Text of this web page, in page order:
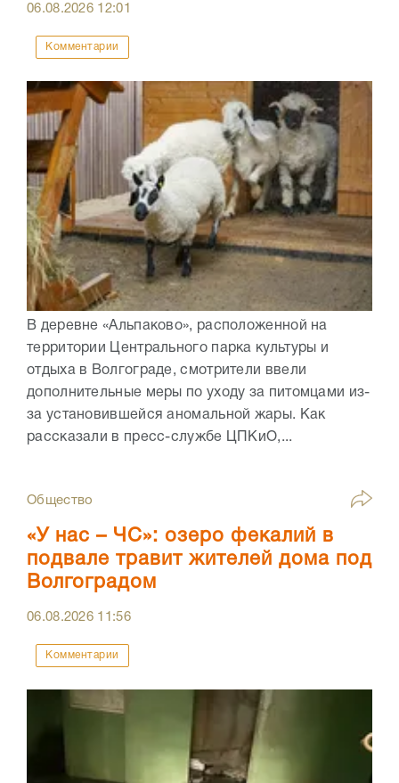
06.08.2026 12:01
Комментарии
В деревне «Альпаково», расположенной на
территории Центрального парка культуры и
отдыха в Волгограде, смотрители ввели
дополнительные меры по уходу за питомцами из-
за установившейся аномальной жары. Как
рассказали в пресс-службе ЦПКиО,...
Общество
«У нас – ЧС»: озеро фекалий в
подвале травит жителей дома под
Волгоградом
06.08.2026 11:56
Комментарии